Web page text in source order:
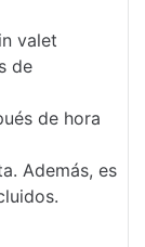
valet
de
de hora
Además, es